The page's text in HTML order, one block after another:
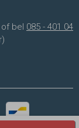
of bel 085 - 401 04